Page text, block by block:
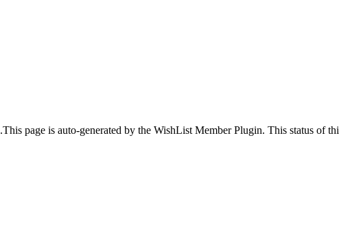
This page is auto-generated by the WishList Member Plugin. This status of